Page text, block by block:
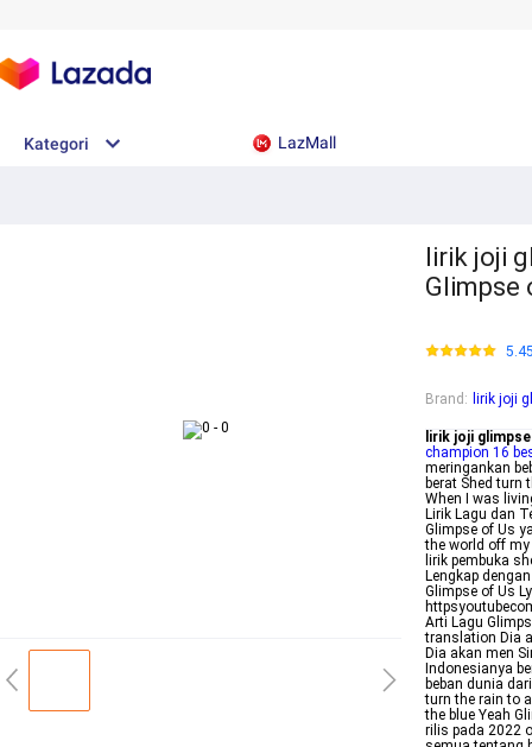
Kategori LazMall
lirik joji
Glimpse
Brand : lirik joji
lirik joji
champion 16
meringankan
berat Shed turn
When I was
Lirik Lagu dan
Glimpse of Us
the world off
lirik pembuka
Lengkap
Glimpse of Us
Arti Lagu
translation Dia
Dia akan men
Indonesianya
beban dunia
turn the rain to
the blue Yeah
rilis pada 2022